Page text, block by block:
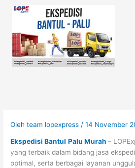
Olehteam lopexpress /14 November
Ekspedisi Bantul Palu Murah –
yang terbaik dalam bidang jasa
optimal, serta berbagai layanan